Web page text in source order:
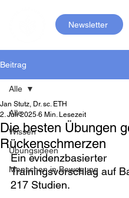
Newsletter
Beitrag
Alle
Wissen
Übungsideen
Menschen in Bewegung
Alle
Die besten Übungen
Rückenschmerzen
Jan Stutz, Dr. sc. ETH
2. Juli 2025 6 Min. Lesezeit
Ein evidenzbasierter
Trainingsvorschlag auf
217 Studien.